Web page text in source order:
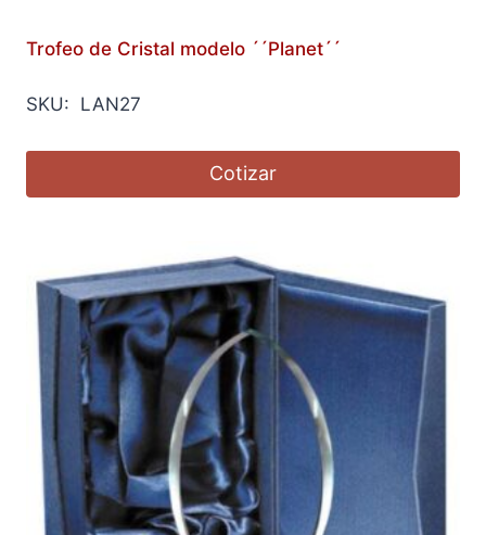
Trofeo de Cristal modelo ´´Planet´´
SKU: LAN27
Cotizar